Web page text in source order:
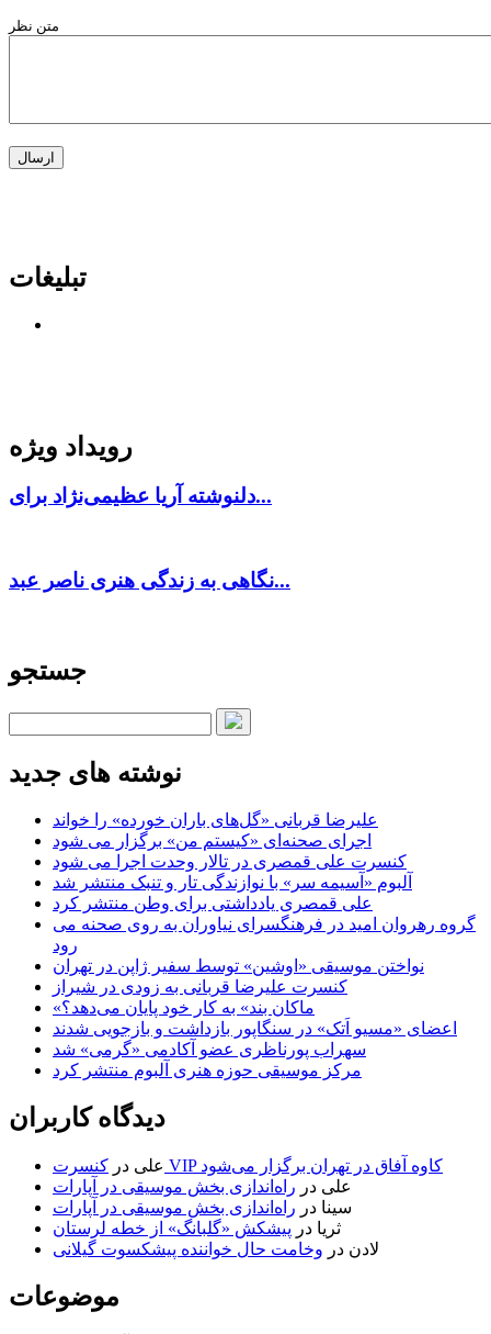
متن نظر
تبلیغات
رویداد ویژه
دلنوشته آریا عظیمی‌نژاد برای...
نگاهی به زندگی هنری ناصر عبد...
جستجو
نوشته های جدید
علیرضا قربانی «گل‌های باران خورده» را خواند
اجرای صحنه‌ای «کیستم من» برگزار می شود
کنسرت علی قمصری در تالار وحدت اجرا می شود
آلبوم «آسیمه سر» با نوازندگی تار و تنبک منتشر شد
علی قمصری یادداشتی برای وطن منتشر کرد
گروه رهروان امید در فرهنگسرای نیاوران به روی صحنه می
رود
نواختن موسیقی «اوشین» توسط سفیر ژاپن در تهران
کنسرت علیرضا قربانی به زودی در شیراز
«ماکان بند» به کار خود پایان می‌دهد؟
اعضای «مسیو اَتک» در سنگاپور بازداشت و بازجویی شدند
سهراب پورناظری عضو آکادمی «گرمی» شد
مرکز موسیقی حوزه هنری آلبوم منتشر کرد
دیدگاه کاربران
علی در
کنسرت VIP کاوه آفاق در تهران برگزار می‌شود
علی در راه‌اندازی بخش موسیقی در آپارات
سینا در راه‌اندازی بخش موسیقی در آپارات
ثریا در پیشکش «گلبانگ» از خطه لرستان
لادن در وخامت حال خواننده پیشکسوت گیلانی
موضوعات